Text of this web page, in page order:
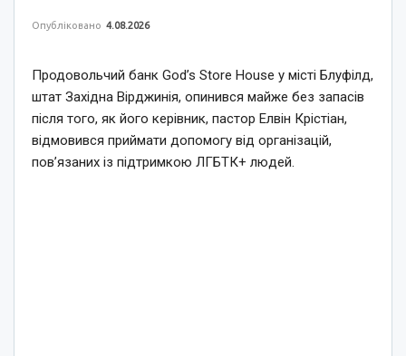
Опубліковано 4.08.2026
Продовольчий банк God’s Store House у місті Блуфілд,
штат Західна Вірджинія, опинився майже без запасів
після того, як його керівник, пастор Елвін Крістіан,
відмовився приймати допомогу від організацій,
пов’язаних із підтримкою ЛГБТК+ людей.